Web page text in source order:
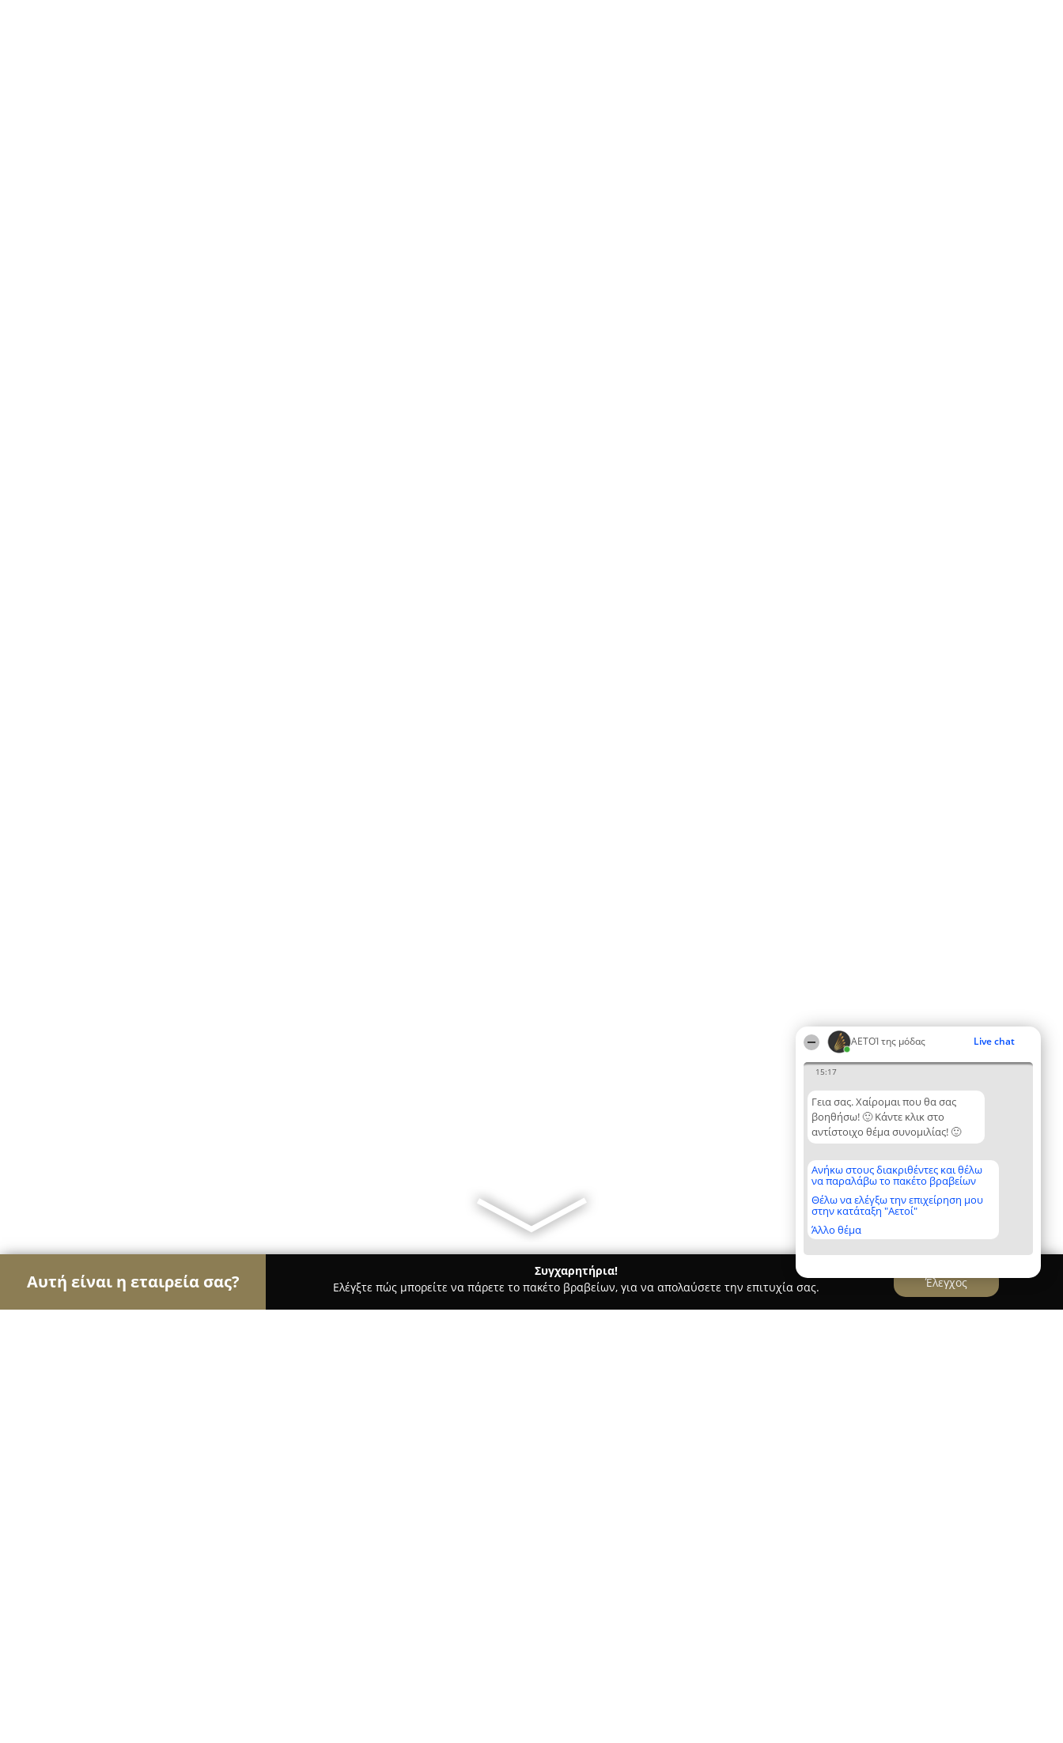
ΑΕΤΟΊ της μόδας Live chat
15:17
Γεια σας. Χαίρομαι που θα σας
βοηθήσω! 🙂 Κάντε κλικ στο
αντίστοιχο θέμα συνομιλίας! 🙂
Ανήκω στους διακριθέντες και θέλω
να παραλάβω το πακέτο βραβείων
Θέλω να ελέγξω την επιχείρηση μου
στην κατάταξη "Αετοί"
Άλλο θέμα
Αυτή είναι η εταιρεία σας?
Συγχαρητήρια!
Ελέγξτε πώς μπορείτε να πάρετε το πακέτο βραβείων, για να απολαύσετε την επιτυχία σας.
Έλεγχος